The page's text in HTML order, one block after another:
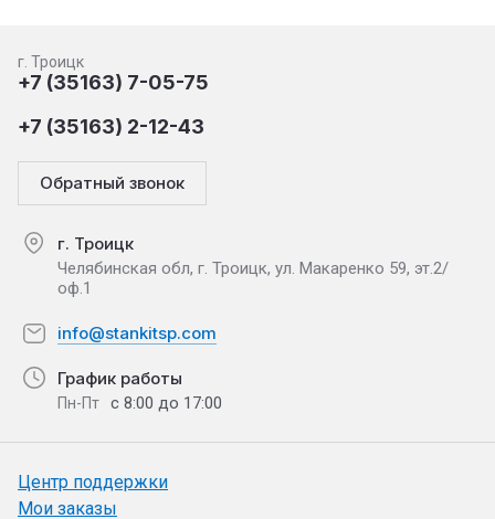
г. Троицк
+7 (35163) 7-05-75
+7 (35163) 2-12-43
Обратный звонок
г. Троицк
Челябинская обл, г. Троицк, ул. Макаренко 59, эт.2/
оф.1
info@stankitsp.com
График работы
Пн-Пт с 8:00 до 17:00
Центр поддержки
Мои заказы